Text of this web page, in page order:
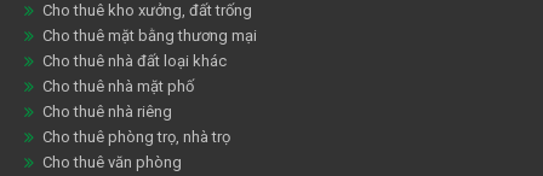
Cho thuê kho xưởng, đất trống
Cho thuê mặt bằng thương mại
Cho thuê nhà đất loại khác
Cho thuê nhà mặt phố
Cho thuê nhà riêng
Cho thuê phòng trọ, nhà trọ
Cho thuê văn phòng